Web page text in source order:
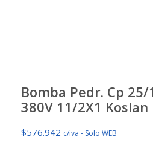
Bomba Pedr. Cp 25/
380V 11/2X1 Koslan
$576.942 c/iva - Solo WEB